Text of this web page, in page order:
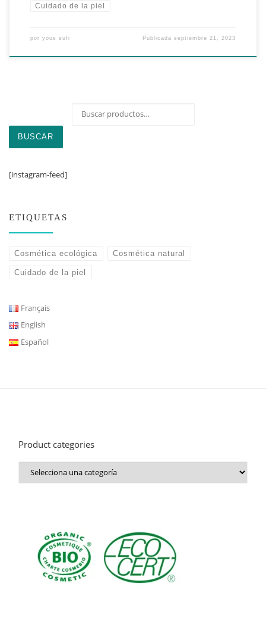
Cuidado de la piel
por yous sufi Publicadaseptiembre 21, 2023
BUSCAR
[instagram-feed]
ETIQUETAS
Cosmética ecológica Cosmética natural
Cuidado de la piel
Français
English
Español
Product categories